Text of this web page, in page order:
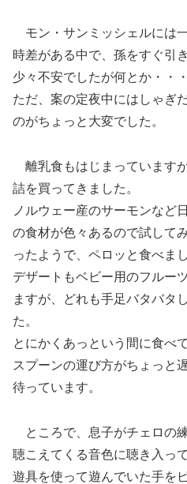
モン・サンミッシェルには
時差がある中で、孫をすぐ引
少々不安でしたが何とか・・・
ただ、案の定夜中にはしゃぎ
のがちょっと大変でした。
離乳食もはじまっています
詰を買ってきました。
ノルウェー産のサーモンなど
の食材が色々あるので試して
ったようで、ペロッと食べまし
デザートもベビー用のフルー
ますが、どれも手足バタバタ
た。
とにかくあっという間に食べ
スプーンの運び方がちょっと
待っています。
ところで、息子がチェロの
聴こえてくる音色に聴き入っ
遊具を使って遊んでいた手を